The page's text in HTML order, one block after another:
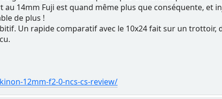
14mm Fuji est quand même plus que conséquente, et
de plus !
Un rapide comparatif avec le 10x24 fait sur un trottoir,
12mm-f2-0-ncs-cs-review/